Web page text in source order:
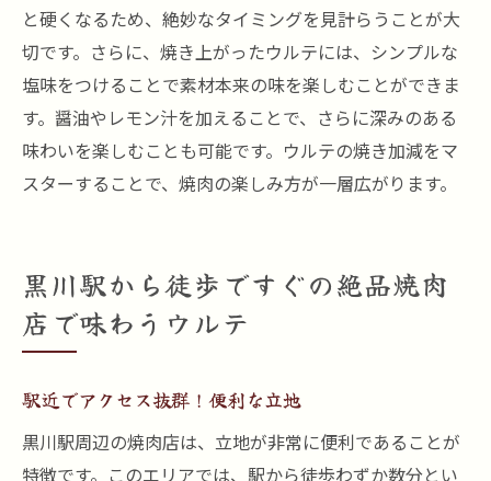
と硬くなるため、絶妙なタイミングを見計らうことが大
切です。さらに、焼き上がったウルテには、シンプルな
塩味をつけることで素材本来の味を楽しむことができま
す。醤油やレモン汁を加えることで、さらに深みのある
味わいを楽しむことも可能です。ウルテの焼き加減をマ
スターすることで、焼肉の楽しみ方が一層広がります。
黒川駅から徒歩ですぐの絶品焼肉
店で味わうウルテ
駅近でアクセス抜群！便利な立地
黒川駅周辺の焼肉店は、立地が非常に便利であることが
特徴です。このエリアでは、駅から徒歩わずか数分とい